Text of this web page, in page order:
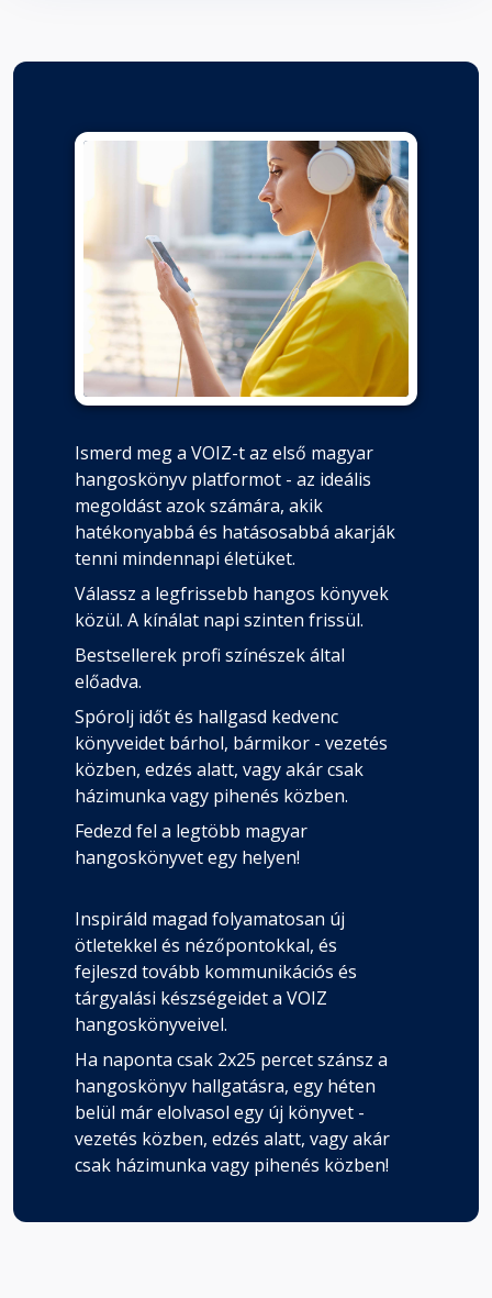
Ismerd meg a VOIZ-t az első magyar
hangoskönyv platformot - az ideális
megoldást azok számára, akik
hatékonyabbá és hatásosabbá akarják
tenni mindennapi életüket.
Válassz a legfrissebb hangos könyvek
közül. A kínálat napi szinten frissül.
Bestsellerek profi színészek által
előadva.
Spórolj időt és hallgasd kedvenc
könyveidet bárhol, bármikor - vezetés
közben, edzés alatt, vagy akár csak
házimunka vagy pihenés közben.
Fedezd fel a legtöbb magyar
hangoskönyvet egy helyen!
Inspiráld magad folyamatosan új
ötletekkel és nézőpontokkal, és
fejleszd tovább kommunikációs és
tárgyalási készségeidet a VOIZ
hangoskönyveivel.
Ha naponta csak 2x25 percet szánsz a
hangoskönyv hallgatásra, egy héten
belül már elolvasol egy új könyvet -
vezetés közben, edzés alatt, vagy akár
csak házimunka vagy pihenés közben!